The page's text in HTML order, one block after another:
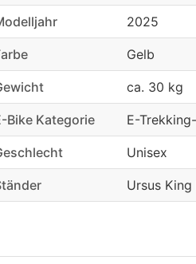
2025
Gelb
ca. 30 kg
Bike Kategorie E-
Unisex
Ursus King